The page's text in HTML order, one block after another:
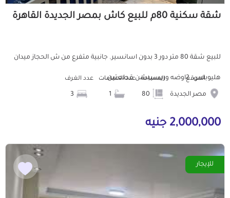
شقة سكنية 80م للبيع كاش بمصر الجديدة القاهرة
للبيع شقة 80 متر دور 3 بدون اسانسير. جانبية متفرع من ش الحجاز ميدان
هليوبلس. 2اوضه وريسيبشن قطعتين...
الموقع
مصر الجديدة
المساحة عدد الحمامات عدد الغرف
2,000,000 جنيه
للإيجار